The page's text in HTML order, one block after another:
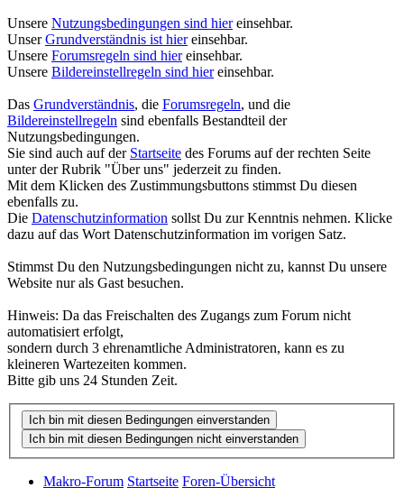
Unsere Nutzungsbedingungen sind hiereinsehbar.
UnserGrundverständnis ist hiereinsehbar.
Unsere Forumsregeln sind hiereinsehbar.
Unsere Bildereinstellregeln sind hiereinsehbar.
Das Grundverständnis, die Forumsregeln, und die
Bildereinstellregeln sind ebenfalls Bestandteil der
Nutzungsbedingungen.
Sie sind auch auf der Startseite des Forums auf der rechten Seite
unter der Rubrik "Über uns" jederzeit zu finden.
Mit dem Klicken des Zustimmungsbuttons stimmst Du diesen
ebenfalls zu.
Die Datenschutzinformation sollst Du zur Kenntnis nehmen. Klicke
dazu auf das Wort Datenschutzinformation im vorigen Satz.
Stimmst Du den Nutzungsbedingungen nicht zu, kannst Du unsere
Website nur als Gast besuchen.
Hinweis: Da das Freischalten des Zugangs zum Forum nicht
automatisiert erfolgt,
sondern durch 3 ehrenamtliche Administratoren, kann es zu
kleineren Wartezeiten kommen.
Bitte gib uns 24 Stunden Zeit.
Makro-Forum Startseite Foren-Übersicht